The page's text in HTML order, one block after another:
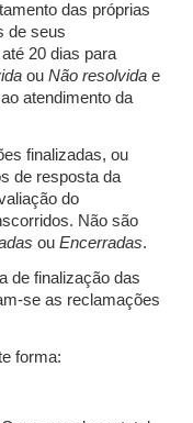
das próprias
de seus
20 dias para
ou Não resolvida e
atendimento da
finalizadas, ou
de resposta da
do
Não são
ou Encerradas.
de finalização das
se as reclamações
forma: